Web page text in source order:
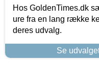
Hos GoldenTimes.dk
ure fra en lang række
deres udvalg.
Se